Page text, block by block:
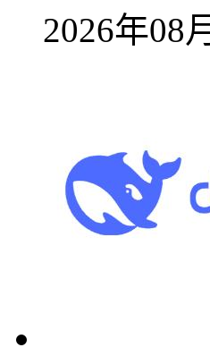
2026年08